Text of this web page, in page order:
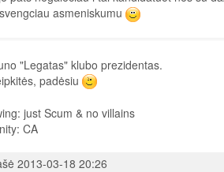
asmeniskumu
"Legatas" klubo prezidentas.
padėsiu
just Scum & no villains
CA
2013-03-18 20:26